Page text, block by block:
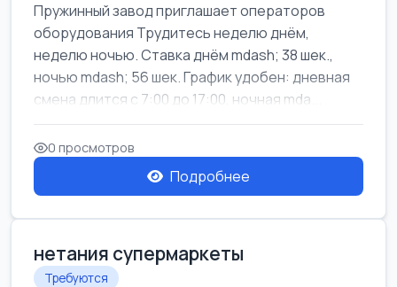
Пружинный завод приглашает операторов
оборудования Трудитесь неделю днём,
неделю ночью. Ставка днём mdash; 38 шек.,
ночью mdash; 56 шек. График удобен: дневная
смена длится с 7:00 до 17:00, ночная mda...
0 просмотров
Подробнее
нетания супермаркеты
Требуются